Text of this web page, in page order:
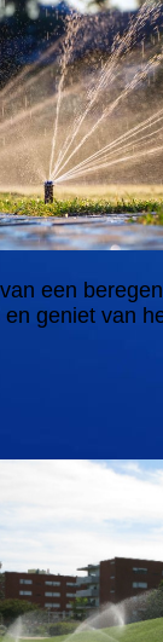
een
geniet van